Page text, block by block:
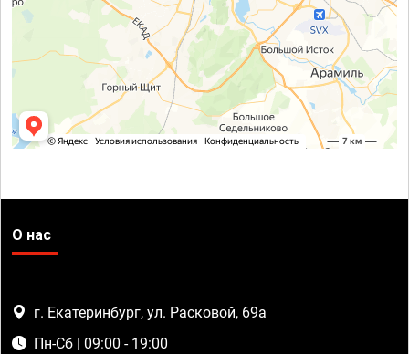
О нас
г. Екатеринбург, ул. Расковой, 69а
Пн-Сб | 09:00 - 19:00